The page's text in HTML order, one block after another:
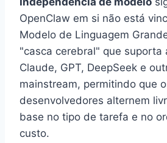
OpenClaw em si não está
Modelo de Linguagem
"casca cerebral" que suporta
Claude, GPT, DeepSeek e
mainstream, permitindo que
desenvolvedores alternem
base no tipo de tarefa e no
custo.